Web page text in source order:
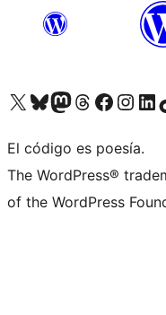
Visita nuestra cuenta de X (anteriormente Twitter)
Visita nuestra cuenta de Bluesky
Visita nuestra cuenta de Mastodon
Visita nuestra cuenta de Threads
Visita nuestra página
Visita nuestra
Visita
El código es poesía.
The WordPress®
of the WordPress